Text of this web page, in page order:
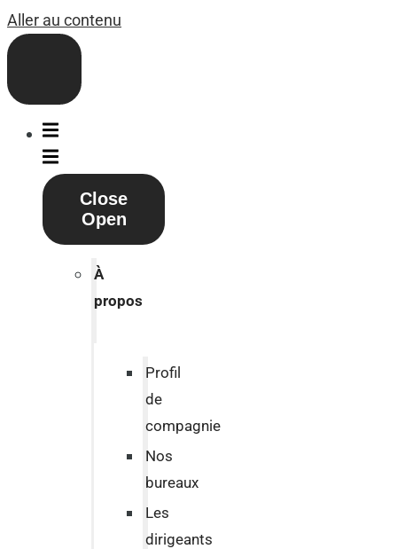
Aller au contenu
Close
Open
À
propos
Profil
de
compagnie
Nos
bureaux
Les
dirigeants